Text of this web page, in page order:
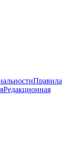
Правила
Редакционная